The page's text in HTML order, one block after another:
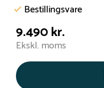
Bestillingsvare
9.490 kr.
Ekskl. moms